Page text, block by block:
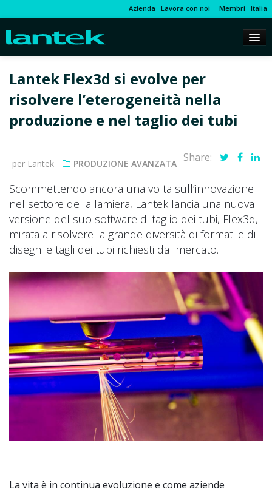
Azienda Lavora con noi Membri Italia
Lantek Flex3d si evolve per
risolvere l’eterogeneità nella
produzione e nel taglio dei tubi
per Lantek PRODUZIONE AVANZATA Share:
Scommettendo ancora una volta sull’innovazione
nel settore della lamiera, Lantek lancia una nuova
versione del suo software di taglio dei tubi, Flex3d,
mirata a risolvere la grande diversità di formati e di
disegni e tagli dei tubi richiesti dal mercato.
La vita è in continua evoluzione e come aziende